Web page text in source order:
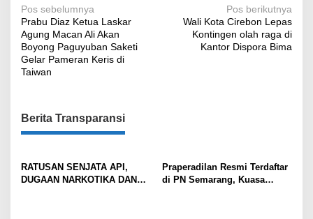
Navigasi
pos
Pos sebelumnya
Prabu Diaz Ketua Laskar
Agung Macan Ali Akan
Boyong Paguyuban Saketi
Gelar Pameran Keris di
Taiwan
Pos berikutnya
Wali Kota Cirebon Lepas
Kontingen olah raga di
Kantor Dispora Bima
Berita Transparansi
RATUSAN SENJATA API,
DUGAAN NARKOTIKA DAN
Praperadilan Resmi Terdaftar
di PN Semarang, Kuasa